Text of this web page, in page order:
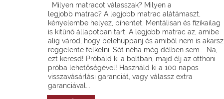
Milyen matracot válasszak? Milyen a
legjobb matrac? A legjobb matrac alátámaszt,
kényelembe helyez, pihentet. Mentálisan és fizikailag
is kitűnő állapotban tart. A legjobb matrac az, amibe
alig várod, hogy belehuppanj és amiből nem is akarsz
reggelente felkelni. Sőt néha még délben sem… Na,
ezt keresd! Próbáld ki a boltban, majd élj az otthoni
próba lehetőségével! Használd ki a 100 napos
visszavásárlási garanciát, vagy válassz extra
garanciával...